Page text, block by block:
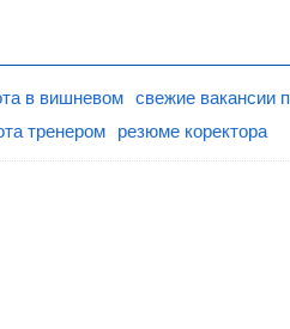
в вишневом свежие вакансии
тренером резюме коректора